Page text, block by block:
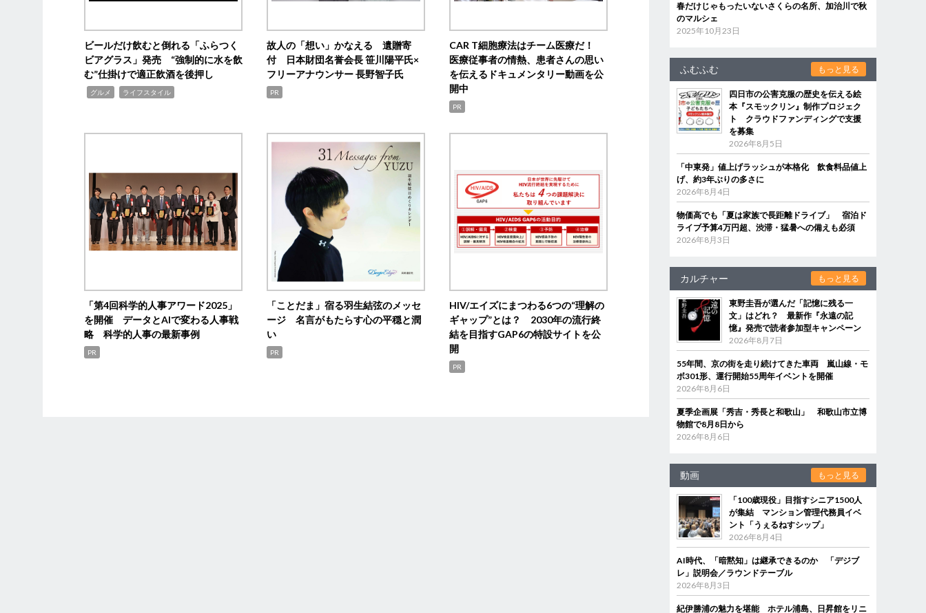
ビールだけ飲むと倒れる「ふらつく
ビアグラス」発売 “強制的に水を飲
む”仕掛けで適正飲酒を後押し
グルメ ライフスタイル
故人の「想い」かなえる 遺贈寄
付 日本財団名誉会長 笹川陽平氏×
フリーアナウンサー 長野智子氏
PR
CAR T細胞療法はチーム医療だ！
医療従事者の情熱、患者さんの思い
を伝えるドキュメンタリー動画を公
開中
PR
「第4回科学的人事アワード2025」
を開催 データとAIで変わる人事戦
略 科学的人事の最新事例
PR
「ことだま」宿る羽生結弦のメッセ
ージ 名言がもたらす心の平穏と潤
い
PR
HIV/エイズにまつわる6つの“理解の
ギャップ”とは？ 2030年の流行終
結を目指すGAP6の特設サイトを公
開
PR
春だけじゃもったいないさくらの名所、加治川で秋
のマルシェ
2025年10月23日
ふむふむ もっと見る
四日市の公害克服の歴史を伝える絵
本『スモックリン』制作プロジェク
ト クラウドファンディングで支援
を募集
2026年8月5日
「中東発」値上げラッシュが本格化 飲食料品値上
げ、約3年ぶりの多さに
2026年8月4日
物価高でも「夏は家族で長距離ドライブ」 宿泊ド
ライブ予算4万円超、渋滞・猛暑への備えも必須
2026年8月3日
カルチャー もっと見る
東野圭吾が選んだ「記憶に残る一
文」はどれ？ 最新作『永遠の記
憶』発売で読者参加型キャンペーン
2026年8月7日
55年間、京の街を走り続けてきた車両 嵐山線・モ
ボ301形、運行開始55周年イベントを開催
2026年8月6日
夏季企画展「秀吉・秀長と和歌山」 和歌山市立博
物館で8月8日から
2026年8月6日
動画 もっと見る
「100歳現役」目指すシニア1500人
が集結 マンション管理代務員イベ
ント「うぇるねすシップ」
2026年8月4日
AI時代、「暗黙知」は継承できるのか 「デジブ
レ」説明会／ラウンドテーブル
2026年8月3日
紀伊勝浦の魅力を堪能 ホテル浦島、日昇館をリニ